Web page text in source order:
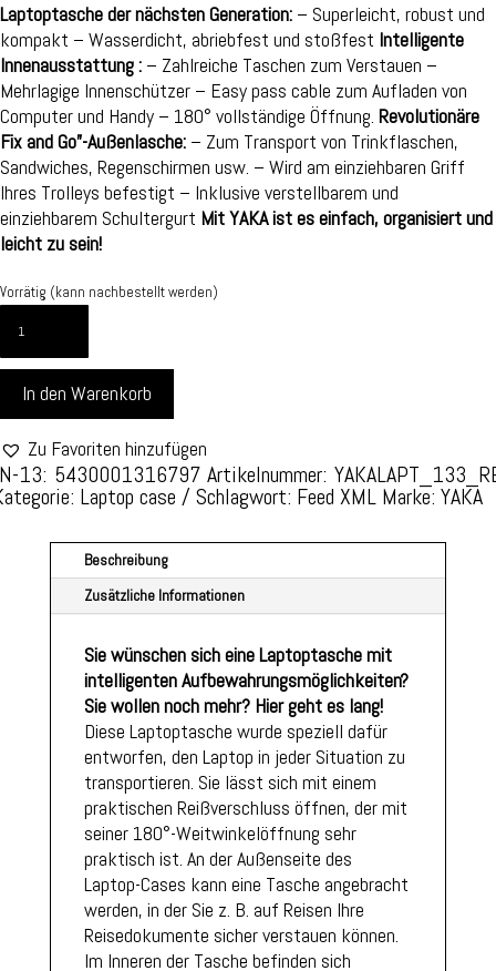
Laptoptasche der nächsten Generation: – Superleicht, robust und
kompakt – Wasserdicht, abriebfest und stoßfest Intelligente
Innenausstattung : – Zahlreiche Taschen zum Verstauen –
Mehrlagige Innenschützer – Easy pass cable zum Aufladen von
Computer und Handy – 180° vollständige Öffnung. Revolutionäre
Fix and Go”-Außenlasche: – Zum Transport von Trinkflaschen,
Sandwiches, Regenschirmen usw. – Wird am einziehbaren Griff
Ihres Trolleys befestigt – Inklusive verstellbarem und
einziehbarem Schultergurt Mit YAKA ist es einfach, organisiert und
leicht zu sein!
Vorrätig (kann nachbestellt werden)
13.3
ZOLL
-
ROT
MIT
REVOLUTIONÄRER
In den Warenkorb
Zu Favoriten hinzufügen
13: 5430001316797 Artikelnummer:
Laptop case Schlagwort: Feed XML Marke: YAKA
Beschreibung
Zusätzliche Informationen
Sie wünschen sich eine Laptoptasche mit
intelligenten Aufbewahrungsmöglichkeiten?
Sie wollen noch mehr? Hier geht es lang!
Diese Laptoptasche wurde speziell dafür
entworfen, den Laptop in jeder Situation zu
transportieren. Sie lässt sich mit einem
praktischen Reißverschluss öffnen, der mit
seiner 180°-Weitwinkelöffnung sehr
praktisch ist. An der Außenseite des
Laptop-Cases kann eine Tasche angebracht
werden, in der Sie z. B. auf Reisen Ihre
Reisedokumente sicher verstauen können.
Im Inneren der Tasche befinden sich